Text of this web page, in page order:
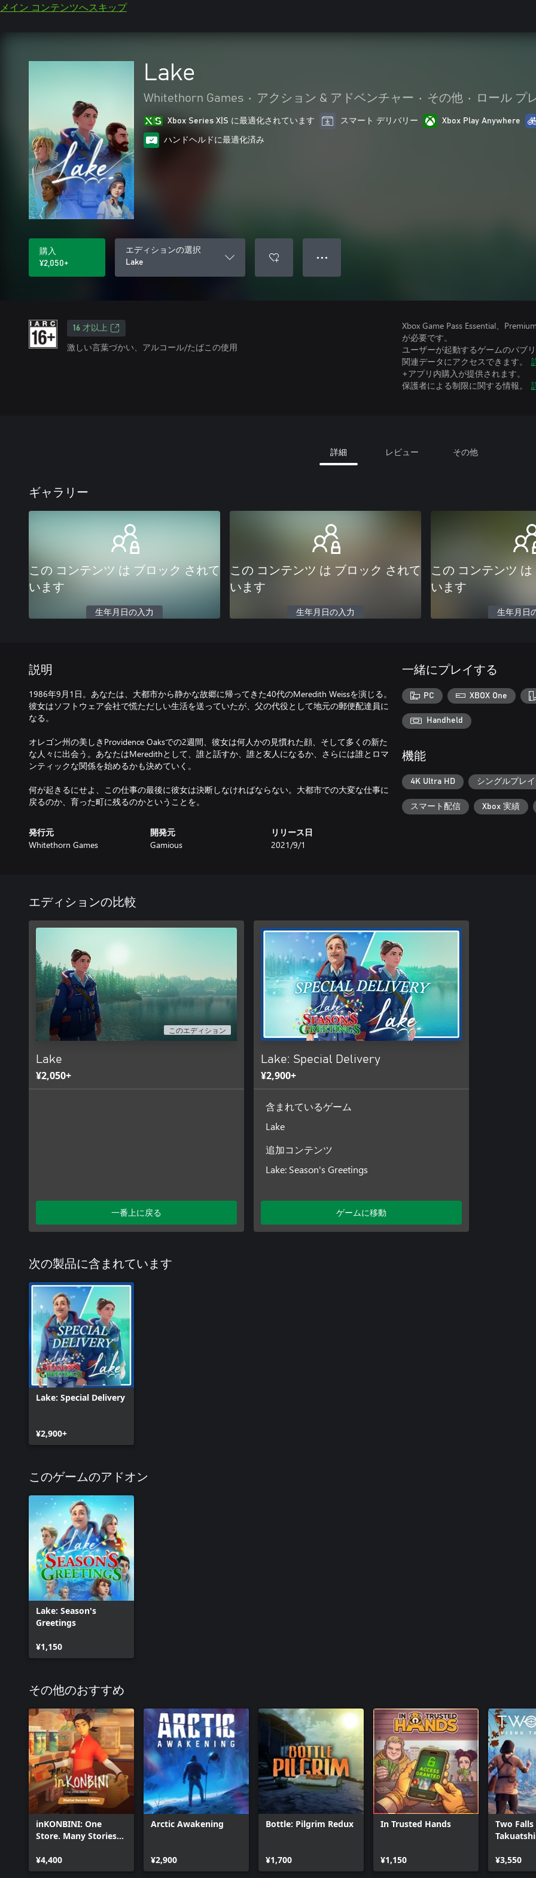
メイン コンテンツへスキップ
Lake
Whitethorn Games • アクション & アドベンチャー • その他 • ロール プ
Xbox Series X|S に最適化されています スマート デリバリー Xbox Play Anywhere
ハンドヘルドに最適化済み
購入
¥2,050+
エディションの選択
Lake
● ● ●
16 才以上
激しい言葉づかい、アルコール/たばこの使用
Xbox Game Pass Essential、
が必要です。
ユーザーが起動するゲームのパブ
関連データにアクセスできます。
+アプリ内購入が提供されます。
保護者による制限に関する情報。
詳細 レビュー その他
ギャラリー
この コンテンツ は ブロック されて
います
生年月日の入力
この コンテンツ は ブロック されて
います
生年月日の入力
この コンテンツ
います
生年月日
説明
1986年9月1日。あなたは、大都市から静かな故郷に帰ってきた40代のMeredith Weissを演じる。
彼女はソフトウェア会社で慌ただしい生活を送っていたが、父の代役として地元の郵便配達員に
なる。
オレゴン州の美しきProvidence Oaksでの2週間、彼女は何人かの見慣れた顔、そして多くの新た
な人々に出会う。あなたはMeredithとして、誰と話すか、誰と友人になるか、さらには誰とロマ
ンティックな関係を始めるかも決めていく。
何が起きるにせよ、この仕事の最後に彼女は決断しなければならない。大都市での大変な仕事に
戻るのか、育った町に残るのかということを。
発行元
Whitethorn Games
開発元
Gamious
リリース日
2021/9/1
一緒にプレイする
PC XBOX One
Handheld
機能
4K Ultra HD シングルプレ
スマート配信 Xbox 実績
エディションの比較
このエディション
Lake
¥2,050+
一番上に戻る
Lake: Special Delivery
¥2,900+
含まれているゲーム
Lake
追加コンテンツ
Lake: Season's Greetings
ゲームに移動
次の製品に含まれています
Lake: Special Delivery
¥2,900+
このゲームのアドオン
Lake: Season's
Greetings
¥1,150
その他のおすすめ
inKONBINI: One
Store. Many Stories
¥4,400
Arctic Awakening
¥2,900
Bottle: Pilgrim Redux
¥1,700
In Trusted Hands
¥1,150
Two
¥3,550